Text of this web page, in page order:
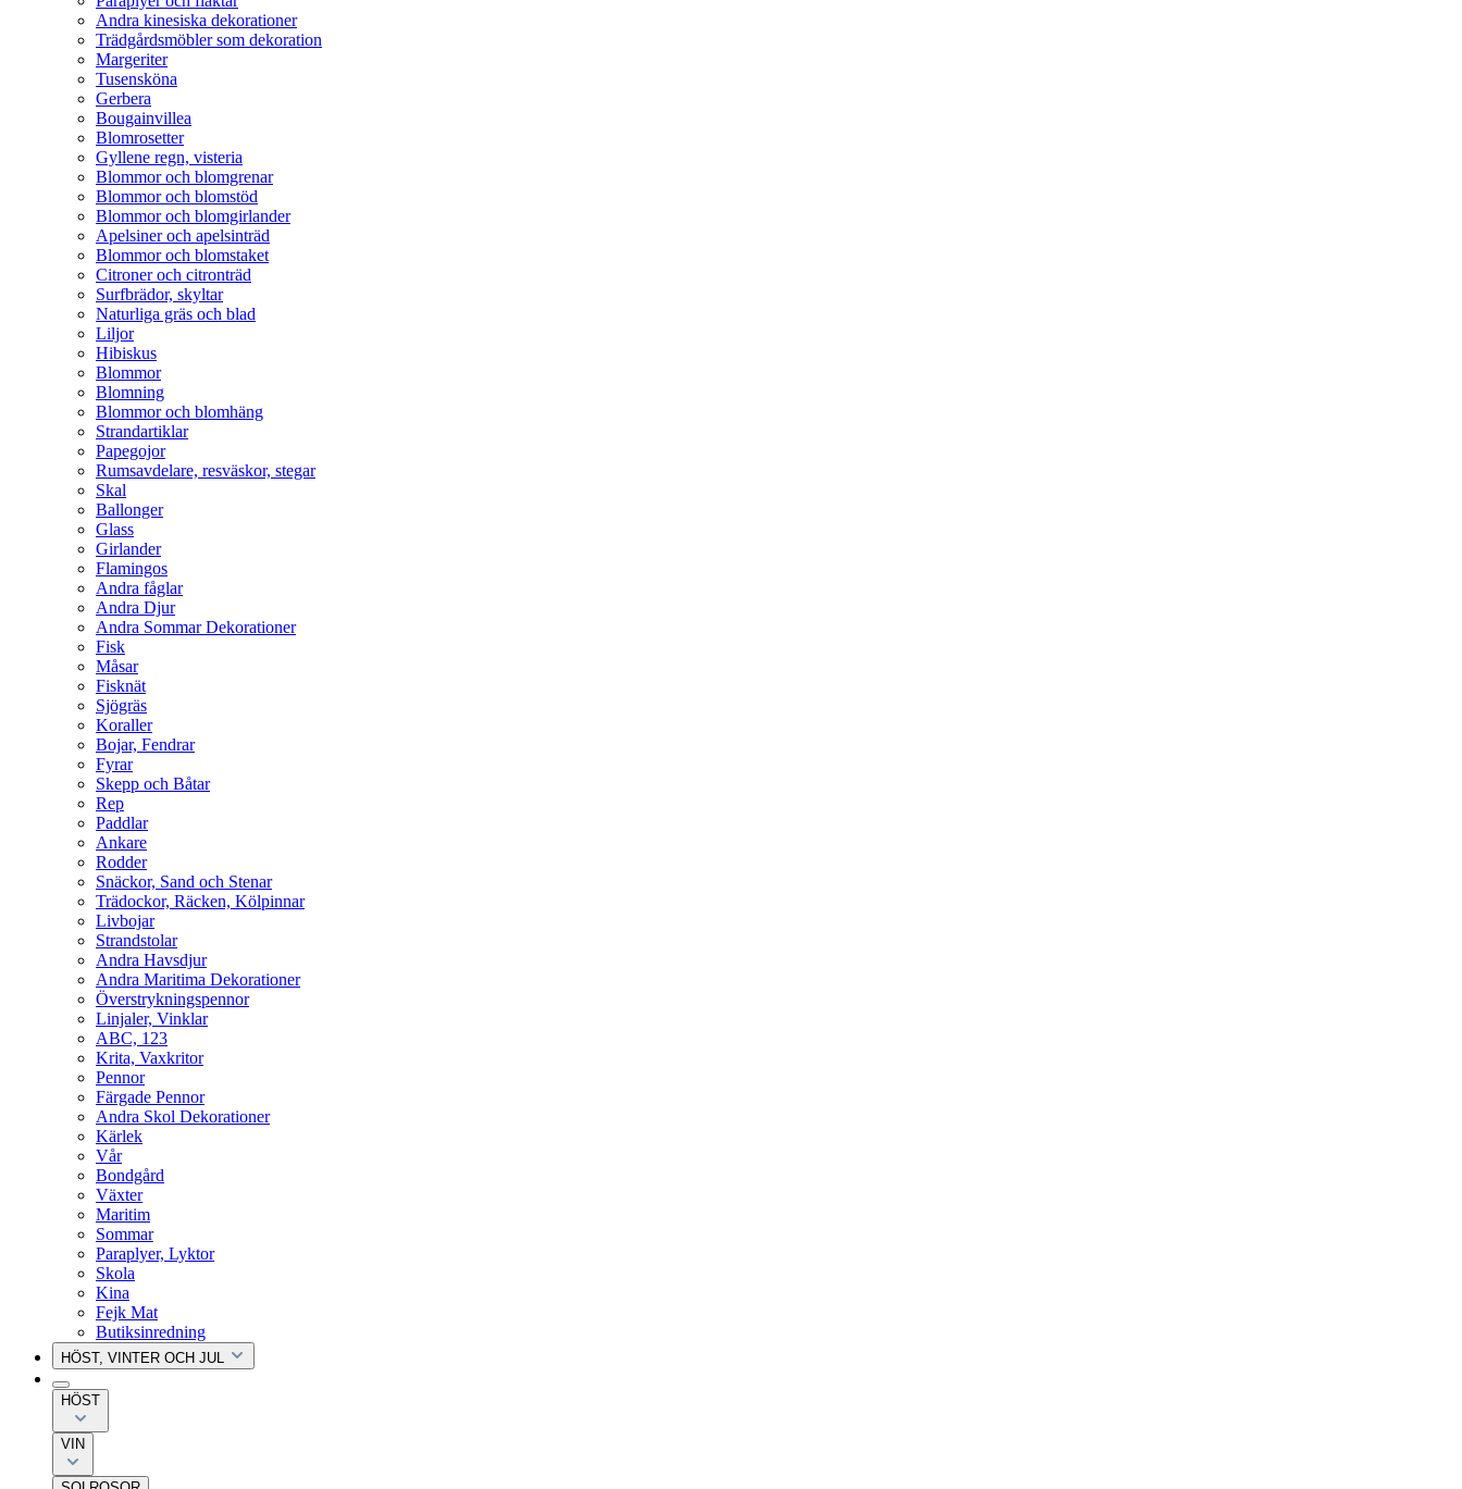
Andra kinesiska dekorationer
Trädgårdsmöbler som dekoration
Margeriter
Tusensköna
Gerbera
Bougainvillea
Blomrosetter
Gyllene regn, visteria
Blommor och blomgrenar
Blommor och blomstöd
Blommor och blomgirlander
Apelsiner och apelsinträd
Blommor och blomstaket
Citroner och citronträd
Surfbrädor, skyltar
Naturliga gräs och blad
Liljor
Hibiskus
Blommor
Blomning
Blommor och blomhäng
Strandartiklar
Papegojor
Rumsavdelare, resväskor, stegar
Skal
Ballonger
Glass
Girlander
Flamingos
Andra fåglar
Andra Djur
Andra Sommar Dekorationer
Fisk
Måsar
Fisknät
Sjögräs
Koraller
Bojar, Fendrar
Fyrar
Skepp och Båtar
Rep
Paddlar
Ankare
Rodder
Snäckor, Sand och Stenar
Trädockor, Räcken, Kölpinnar
Livbojar
Strandstolar
Andra Havsdjur
Andra Maritima Dekorationer
Överstrykningspennor
Linjaler, Vinklar
ABC, 123
Krita, Vaxkritor
Pennor
Färgade Pennor
Andra Skol Dekorationer
Kärlek
Vår
Bondgård
Växter
Maritim
Sommar
Paraplyer, Lyktor
Skola
Kina
Fejk Mat
Butiksinredning
HÖST, VINTER OCH JUL
HÖST
VIN